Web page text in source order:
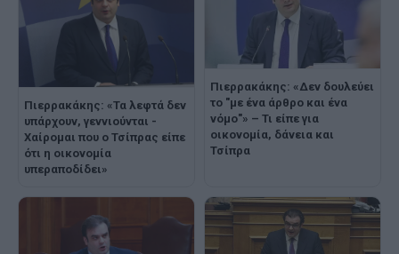
Πιερρακάκης: «Τα λεφτά δεν
υπάρχουν, γεννιούνται -
Χαίρομαι που ο Τσίπρας είπε
ότι η οικονομία
υπεραποδίδει»
Πιερρακάκης: «Δεν δουλεύει
το "με ένα άρθρο και ένα
νόμο"» – Τι είπε για
οικονομία, δάνεια και
Τσίπρα